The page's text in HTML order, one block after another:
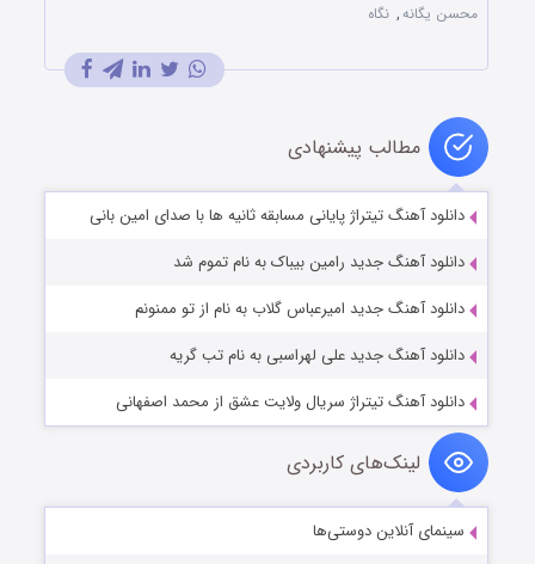
محسن یگانه, نگاه
مطالب پیشنهادی
دانلود آهنگ تیتراژ پایانی مسابقه ثانیه ها با صدای امین بانی
دانلود آهنگ جدید رامین بیباک به نام تموم شد
دانلود آهنگ جدید امیرعباس گلاب به نام از تو ممنونم
دانلود آهنگ جدید علی لهراسبی به نام تب گریه
دانلود آهنگ تیتراژ سریال ولایت عشق از محمد اصفهانی
لینک‌های کاربردی
سینمای آنلاین دوستی‌ها